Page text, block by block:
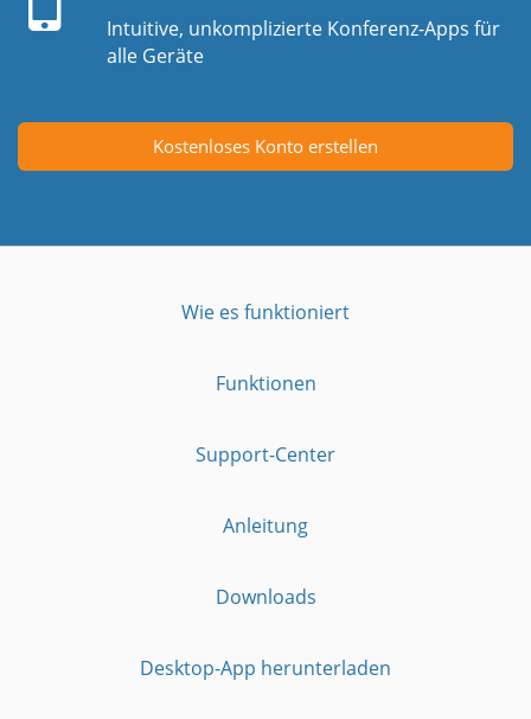
Intuitive, unkomplizierte Konferenz-Apps für
alle Geräte
Kostenloses Konto erstellen
Wie es funktioniert
Funktionen
Support-Center
Anleitung
Downloads
Desktop-App herunterladen